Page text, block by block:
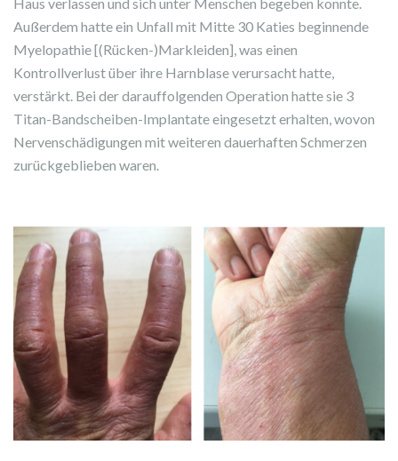
Außerdem hatte ein Unfall mit Mitte 30 Katies beginnende
Myelopathie [(Rücken-)Markleiden], was einen
Kontrollverlust über ihre Harnblase verursacht hatte,
verstärkt. Bei der darauffolgenden Operation hatte sie 3
Titan-Bandscheiben-Implantate eingesetzt erhalten, wovon
Nervenschädigungen mit weiteren dauerhaften Schmerzen
zurückgeblieben waren.